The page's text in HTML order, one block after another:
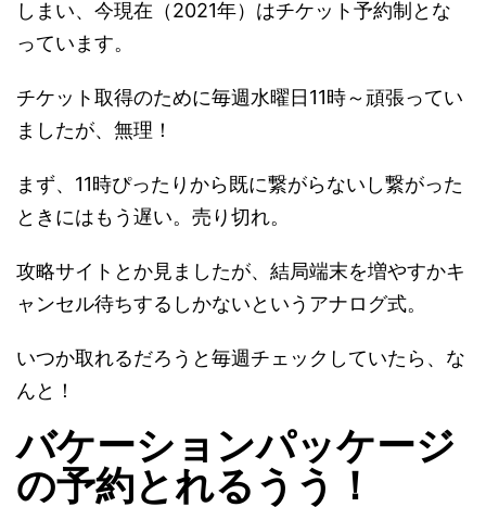
しまい、今現在（2021年）はチケット予約制とな
っています。
チケット取得のために毎週水曜日11時～頑張ってい
ましたが、無理！
まず、11時ぴったりから既に繋がらないし繋がった
ときにはもう遅い。売り切れ。
攻略サイトとか見ましたが、結局端末を増やすかキ
ャンセル待ちするしかないというアナログ式。
いつか取れるだろうと毎週チェックしていたら、な
んと！
バケーションパッケージ
の予約とれるうう！